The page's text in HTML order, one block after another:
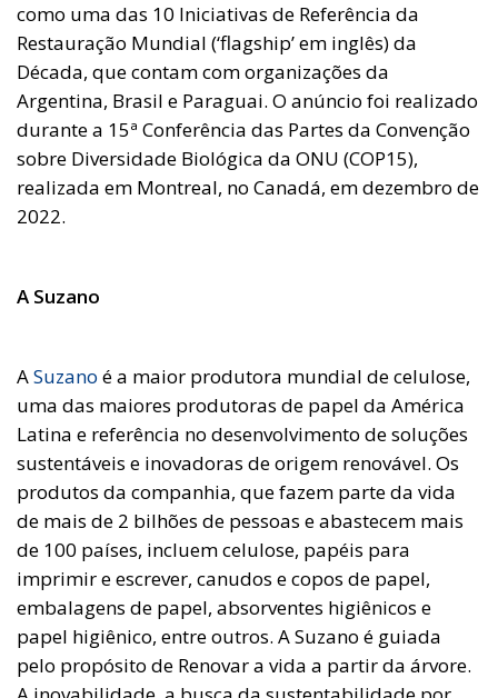
como uma das 10 Iniciativas de Referência da
Restauração Mundial (‘flagship’ em inglês) da
Década, que contam com organizações da
Argentina, Brasil e Paraguai. O anúncio foi realizado
durante a 15ª Conferência das Partes da Convenção
sobre Diversidade Biológica da ONU (COP15),
realizada em Montreal, no Canadá, em dezembro de
2022.
A Suzano
ASuzano é a maior produtora mundial de celulose,
uma das maiores produtoras de papel da América
Latina e referência no desenvolvimento de soluções
sustentáveis e inovadoras de origem renovável. Os
produtos da companhia, que fazem parte da vida
de mais de 2 bilhões de pessoas e abastecem mais
de 100 países, incluem celulose, papéis para
imprimir e escrever, canudos e copos de papel,
embalagens de papel, absorventes higiênicos e
papel higiênico, entre outros. A Suzano é guiada
pelo propósito de Renovar a vida a partir da árvore.